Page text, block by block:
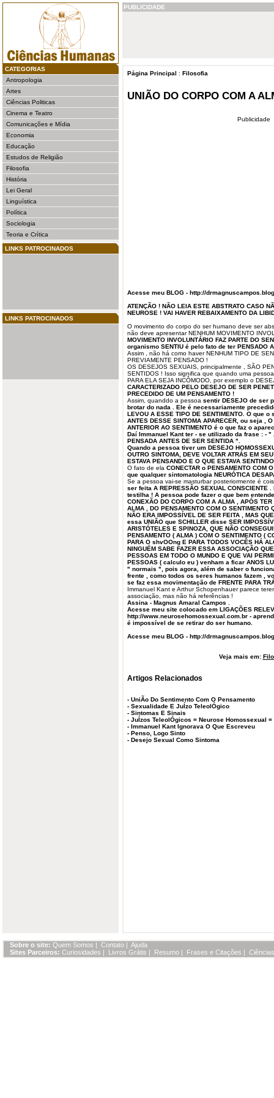
CATEGORIAS
Antropologia
Artes
Ciências Politicas
Cinema e Teatro
Comunicações e Mídia
Economia
Educação
Estudos de Religião
Filosofia
História
Lei Geral
Linguística
Política
Sociologia
Teoria e Crítica
LINKS PATROCINADOS
LINKS PATROCINADOS
PUBLICIDADE
Página Principal : Filosofia
UNIÃO DO CORPO COM A
Publicidade
Acesse meu BLOG - http://
ATENÇÃO ! NÃO LEIA ESTE ABSTRATO CASO
NEUROSE ! VAI HAVER REBAIXAMENTO DA
O movimento do corpo do ser humano deve ser
não deve apresentar NENHUM MOVIMENTO
MOVIMENTO INVOLUNTÁRIO FAZ PARTE DO
organismo SENTIU é pelo fato de ter PENSADO
Assim , não há como haver NENHUM TIPO DE
PREVIAMENTE PENSADO !
OS DESEJOS SEXUAIS, principalmente , SÃO
SENTIDOS ! Isso significa que quando uma
PARA ELA SEJA INCÔMODO, por exemplo o
CARACTERIZADO PELO DESEJO DE SER
PRECEDIDO DE UM PENSAMENTO !
Assim, quanddo a pessoa sentir DESEJO de ser
brotar do nada . Ele é necessariamente
LEVOU A ESSE TIPO DE SENTIMENTO. O que
ANTES DESSE SINTOMA APARECER, ou seja ,
ANTERIOR AO SENTIMENTO é o que faz o
Daí Immanuel Kant ter - se utilizado da frase : - "
PENSADA ANTES DE SER SENTIDA ".
Quando a pessoa tiver um DESEJO
OUTRO SINTOMA, DEVE VOLTAR ATRÁS EM
ESTAVA PENSANDO E O QUE ESTAVA
O fato de ela CONECTAR o PENSAMENTO COM
que qualquer sintomatologia NEURÓTICA
Se a pessoa vai-se masturbar posteriormente é
ser feita A REPRESSÃO SEXUAL
testilha ! A pessoa pode fazer o que bem
CONEXÃO DO CORPO COM A ALMA , APÓS
ALMA , DO PENSAMENTO COM O SENTIMENTO
NÃO ERA IMPOSSÍVEL DE SER FEITA , MAS
essa UNIÃO que SCHILLER disse SER
ARISTÓTELES E SPINOZA, QUE NÃO
PENSAMENTO ( ALMA ) COM O SENTIMENTO (
PARA O shvOOng E PARA TODOS VOCÊS HÁ
NINGUÉM SABE FAZER ESSA ASSOCIAÇÃO
PESSOAS EM TODO O MUNDO E QUE VAI
PESSOAS ( calculo eu ) venham a ficar ANOS
" normais ", pois agora, além de saber o
frente , como todos os seres humanos fazem ,
se faz essa movimentação de FRENTE PARA
Immanuel Kant e Arthur Schopenhauer parece
associação, mas não há referências !
Assina - Magnus Amaral Campos .
Acesse meu site colocado em LIGAÇÕES
http://www.neurosehomossexual.com.br -
é impossível de se retirar do ser humano.
Acesse meu BLOG - http://
Veja mais em:
Artigos Relacionados
- UniÃo Do Sentimento Com O Pensamento
- Sexualidade E JuÍzo TeleolÓgico
- Sintomas E Sinais
- JuÍzos TeleolÓgicos = Neurose Homossexual =
- Immanuel Kant Ignorava O Que Escreveu
- Penso, Logo Sinto
- Desejo Sexual Como Sintoma
Sobre o site: Quem Somos | Contato | Ajuda
Sites Parceiros: Curiosidades | Livros Grátis | Resumo | Frases e Citações |